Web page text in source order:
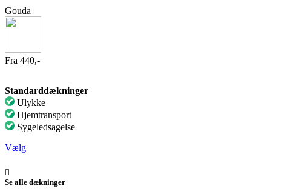
Gouda
Fra 440,-
Standarddækninger
Ulykke
Hjemtransport
Sygeledsagelse
Vælg
Se alle dækninger